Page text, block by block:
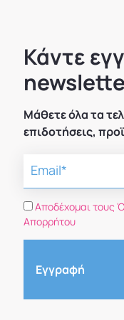
Κάντε
Μάθετε όλα τα
επιδοτήσεις,
Αποδέχομαι τους
Απορρήτου
Εγγραφή